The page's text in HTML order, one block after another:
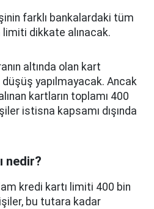
farklı bankalardaki tüm
limiti dikkate alınacak.
altında olan kart
yapılmayacak. Ancak
kartların toplamı 400
istisna kapsamı dışında
nedir?
kredi kartı limiti 400 bin
bu tutara kadar